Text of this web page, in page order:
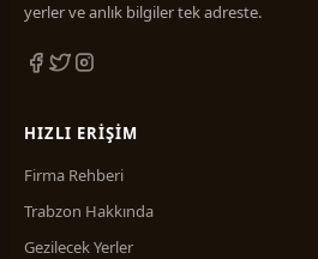
yerler ve anlık bilgiler tek adreste.
HIZLI ERIŞIM
Firma Rehberi
Trabzon Hakkında
Gezilecek Yerler